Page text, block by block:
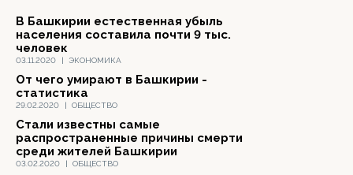
03.11.2020 | ЭКОНОМИКА
В Башкирии естественная убыль
населения составила почти 9 тыс.
человек
29.02.2020 | ОБЩЕСТВО
От чего умирают в Башкирии -
статистика
03.02.2020 | ОБЩЕСТВО
Стали известны самые
распространенные причины смерти
среди жителей Башкирии